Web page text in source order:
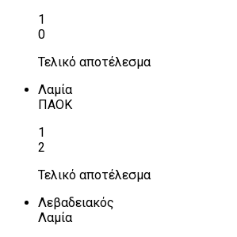
1
0
Τελικό αποτέλεσμα
Λαμία
ΠΑΟΚ
1
2
Τελικό αποτέλεσμα
Λεβαδειακός
Λαμία